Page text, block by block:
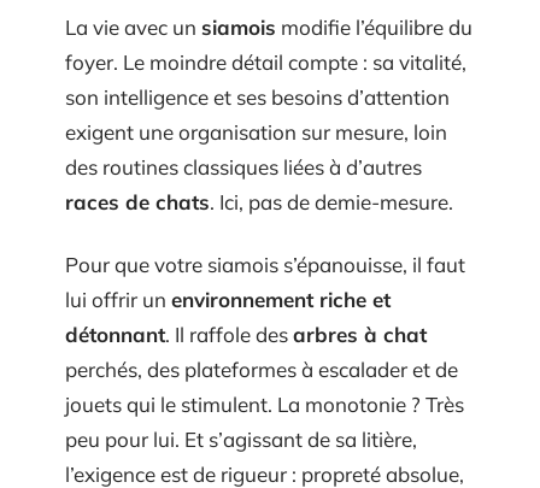
La vie avec un siamois modifie l’équilibre du
foyer. Le moindre détail compte : sa vitalité,
son intelligence et ses besoins d’attention
exigent une organisation sur mesure, loin
des routines classiques liées à d’autres
races de chats. Ici, pas de demie-mesure.
Pour que votre siamois s’épanouisse, il faut
lui offrir un environnement riche et
détonnant. Il raffole desarbres à chat
perchés, des plateformes à escalader et de
jouets qui le stimulent. La monotonie ? Très
peu pour lui. Et s’agissant de sa litière,
l’exigence est de rigueur : propreté absolue,